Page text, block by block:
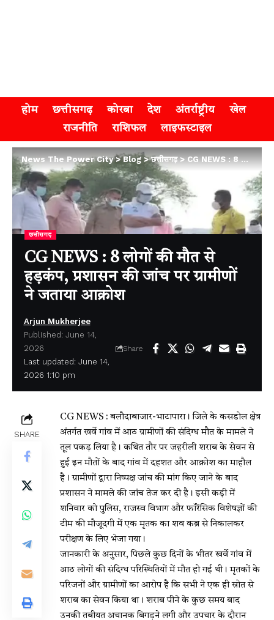
होम छत्तीसगढ़ कोरबा देश अंतर्राष्ट्रीय
खेल
राजनीति
राशिफल लाइफस्टाइल
News The Power City>Blog >छत्तीसगढ़>CG NEWS : 8 लोगों की मौत से हड़कंप, प्रशासन की जांच पर ग्रामीणों ने जताया आक्रोश
छत्तीसगढ़
CG NEWS : 8 लोगों की मौत से
हड़कंप, प्रशासन की जांच पर ग्रामीणों
ने जताया आक्रोश
Last updated: June 14,
2026 1:10 pm
Arjun Mukherjee
Published: June 14,
2026
Share
SHARE
CG NEWS : बलौदाबाजार-भाटापारा। जिले के कसडोल क्षेत्र
अंतर्गत खर्वे गांव में आठ ग्रामीणों की संदिग्ध मौत के मामले ने
तूल पकड़ लिया है। कथित तौर पर जहरीली शराब के सेवन से
हुई इन मौतों के बाद गांव में दहशत और आक्रोश का माहौल
है। ग्रामीणों द्वारा निष्पक्ष जांच की मांग किए जाने के बाद
प्रशासन ने मामले की जांच तेज कर दी है। इसी कड़ी में
शनिवार को पुलिस, राजस्व विभाग और फॉरेंसिक विशेषज्ञों की
टीम की मौजूदगी में एक मृतक का शव कब्र से निकालकर
परीक्षण के लिए भेजा गया।
जानकारी के अनुसार, पिछले कुछ दिनों के भीतर खर्वे गांव में
आठ लोगों की संदिग्ध परिस्थितियों में मौत हो गई थी। मृतकों के
परिजनों और ग्रामीणों का आरोप है कि सभी ने एक ही स्रोत से
शराब का सेवन किया था। शराब पीने के कुछ समय बाद
उनकी तबीयत अचानक बिगड़ने लगी और उपचार के दौरान